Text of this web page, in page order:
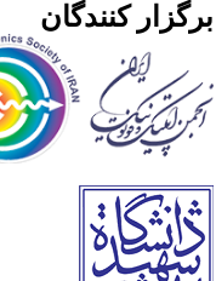
کنندگان